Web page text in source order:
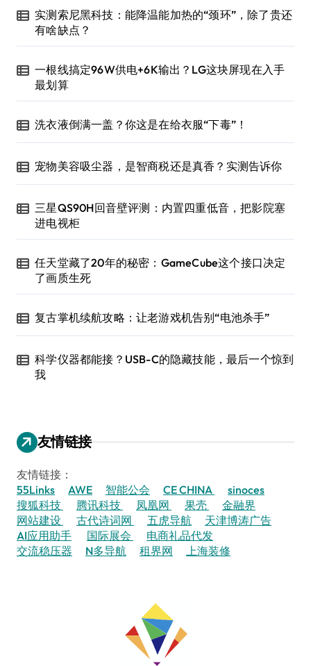
实测索尼黑科技：能降温能加热的“颈环”，除了贵还
有啥缺点？
一根线搞定96W供电+6K输出？LG这块屏现在入手
最划算
洗衣液倒满一盖？你这是在给衣服“下毒”！
宠物美容吸尘器，是智商税还是真香？实测告诉你
三星QS90H回音壁评测：内置四重低音，把影院塞
进电视柜
任天堂藏了20年的秘密：GameCube这个接口决定
了画质生死
复古掌机续航攻略：让老游戏机告别“电池杀手”
科学仪器都能接？USB-C的隐藏技能，最后一个惊到
我
友情链接
友情链接：
55Links
AWE 智能公会 CE CHINA
sinoces
搜狐科技
腾讯科技 凤凰网 果壳
金融界
网站建设
古代诗词网 五虎导航
天津博涛广告
AI应用助手
国际展会
电商礼品代发
交流稳压器
N多导航 租界网 上海装修